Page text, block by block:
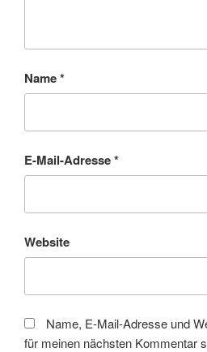
Name*
E-Mail-Adresse*
Website
Name, E-Mail-Adresse und
für meinen nächsten Kommentar